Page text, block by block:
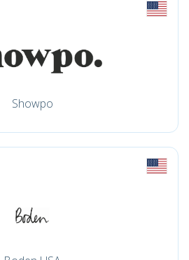
Showpo